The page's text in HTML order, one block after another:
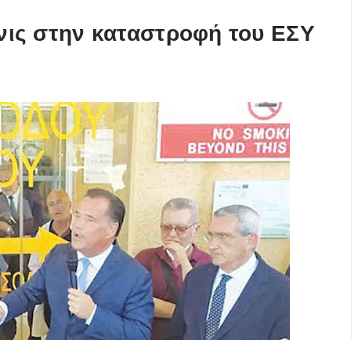
στην καταστροφή του ΕΣΥ